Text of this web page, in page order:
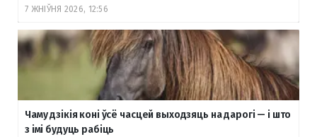
7 ЖНІЎНЯ 2026, 12:56
Чаму дзікія коні ўсё часцей выходзяць на дарогі — і што
з імі будуць рабіць